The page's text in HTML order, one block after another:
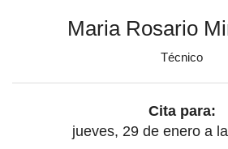
Maria Rosario
Técnico
Cita para:
jueves, 29 de enero a